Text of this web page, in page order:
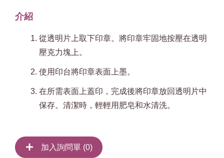
介紹
從透明片上取下印章。將印章牢固地按壓在透明
壓克力塊上。
使用印台將印章表面上墨。
在所需表面上蓋印，完成後將印章放回透明片中
保存。清潔時，輕輕用肥皂和水清洗。
加入詢問單 (0)